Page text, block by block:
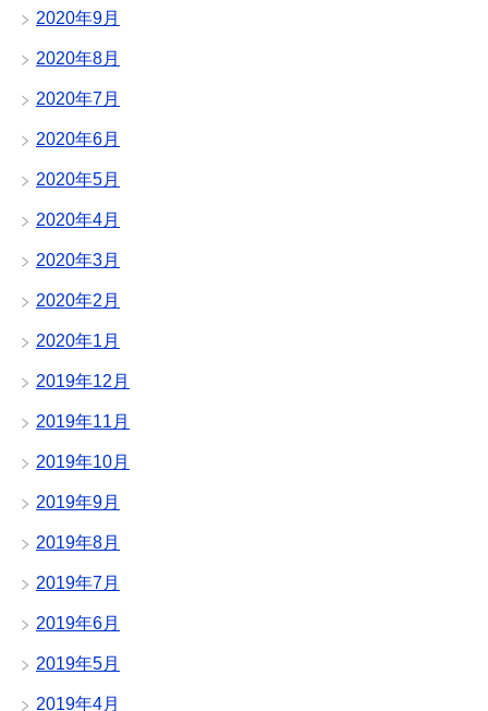
2020年9月
2020年8月
2020年7月
2020年6月
2020年5月
2020年4月
2020年3月
2020年2月
2020年1月
2019年12月
2019年11月
2019年10月
2019年9月
2019年8月
2019年7月
2019年6月
2019年5月
2019年4月